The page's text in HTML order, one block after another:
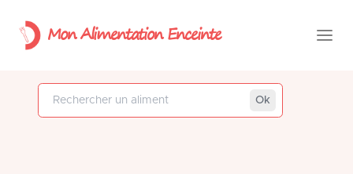
Mon Alimentation Enceinte
Rechercher un aliment
Ok